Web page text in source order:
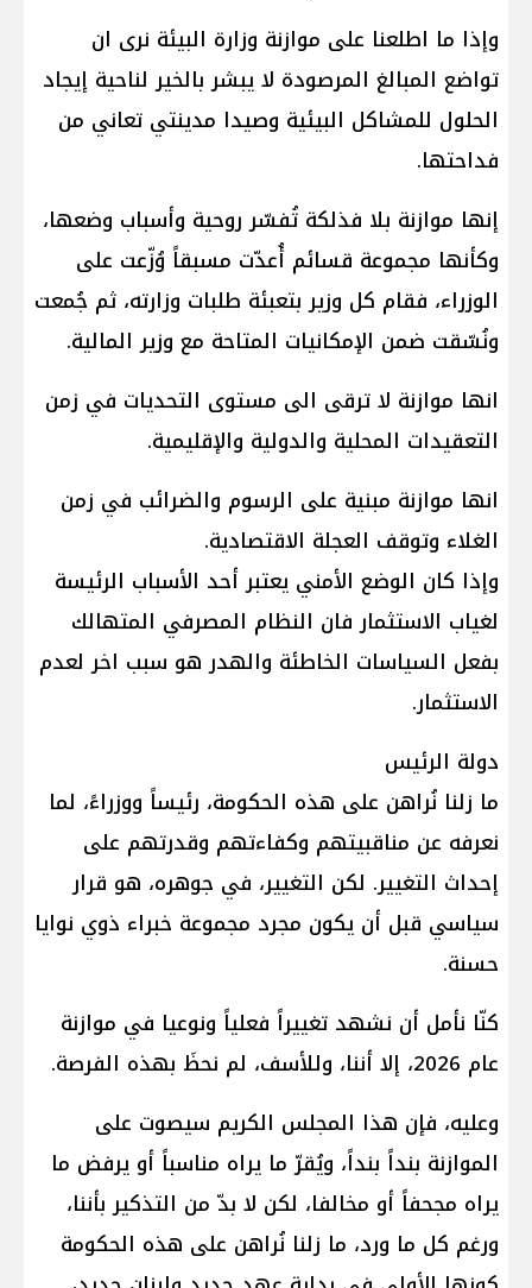
وإذا ما اطلعنا على موازنة وزارة البيئة نرى ان
تواضع المبالغ المرصودة لا يبشر بالخير لناحية إيجاد
الحلول للمشاكل البيئية وصيدا مدينتي تعاني من
فداحتها.
إنها موازنة بلا فذلكة تُفسّر روحية وأسباب وضعها،
وكأنها مجموعة قسائم أُعدّت مسبقاً وُزّعت على
الوزراء، فقام كل وزير بتعبئة طلبات وزارته، ثم جُمعت
ونُسّقت ضمن الإمكانيات المتاحة مع وزير المالية.
انها موازنة لا ترقى الى مستوى التحديات في زمن
التعقيدات المحلية والدولية والإقليمية.
انها موازنة مبنية على الرسوم والضرائب في زمن
الغلاء وتوقف العجلة الاقتصادية.
وإذا كان الوضع الأمني يعتبر أحد الأسباب الرئيسة
لغياب الاستثمار فان النظام المصرفي المتهالك
بفعل السياسات الخاطئة والهدر هو سبب اخر لعدم
الاستثمار.
دولة الرئيس
ما زلنا نُراهن على هذه الحكومة، رئيساً ووزراءً، لما
نعرفه عن مناقبيتهم وكفاءتهم وقدرتهم على
إحداث التغيير. لكن التغيير، في جوهره، هو قرار
سياسي قبل أن يكون مجرد مجموعة خبراء ذوي نوايا
حسنة.
كنّا نأمل أن نشهد تغييراً فعلياً ونوعيا في موازنة
عام 2026، إلا أننا، وللأسف، لم نحظَ بهذه الفرصة.
وعليه، فإن هذا المجلس الكريم سيصوت على
الموازنة بنداً بنداً، ويُقرّ ما يراه مناسباً أو يرفض ما
يراه مجحفاً أو مخالفا، لكن لا بدّ من التذكير بأننا،
ورغم كل ما ورد، ما زلنا نُراهن على هذه الحكومة